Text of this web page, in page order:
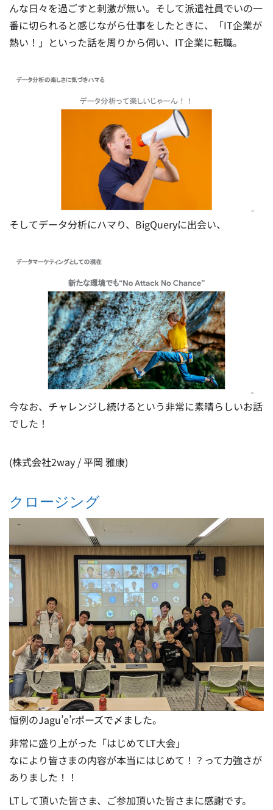
んな日々を過ごすと刺激が無い。そして派遣社員でいの一
番に切られると感じながら仕事をしたときに、「IT企業が
熱い！」といった話を周りから伺い、IT企業に転職。
そしてデータ分析にハマり、BigQueryに出会い、
今なお、チャレンジし続けるという非常に素晴らしいお話
でした！
(株式会社2way / 平岡 雅康)
クロージング
恒例のJagu’e’rポーズで〆ました。
非常に盛り上がった「はじめてLT大会」
なにより皆さまの内容が本当にはじめて！？って力強さが
ありました！！
LTして頂いた皆さま、ご参加頂いた皆さまに感謝です。